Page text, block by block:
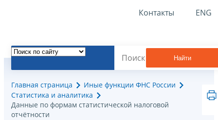
Контакты ENG
Найти
Главная страница
Иные функции ФНС России
Статистика и аналитика
Данные по формам статистической налоговой
отчётности